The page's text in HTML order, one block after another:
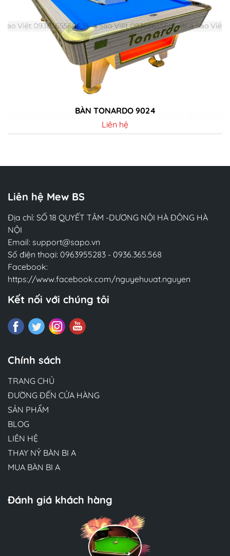
BÀN TONARDO 9024
Liên hệ
Liên hệ Mew BS
Địa chỉ: SỐ 18 QUYẾT TÂM -DƯƠNG NỘI HÀ ĐÔNG HÀ
NỘI
Email: support@sapo.vn
Số điện thoại: 0963955283 - 0936.365.568
Facebook:
https://www.facebook.com/nguyehuuat.nguyen
Kết nối với chúng tôi
Chính sách
TRANG CHỦ
ĐƯỜNG ĐẾN CỬA HÀNG
SẢN PHẨM
BLOG
LIÊN HỆ
THAY NỶ BÀN BI A
MUA BÀN BI A
Đánh giá khách hàng